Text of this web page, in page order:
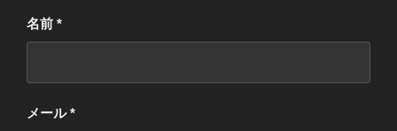
名前 *
メール*